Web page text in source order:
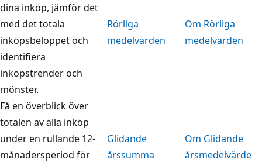
dina inköp, jämför det
med det totala
inköpsbeloppet och
identifiera
inköpstrender och
mönster.
Rörliga
medelvärden
Om Rörliga
medelvärden
Få en överblick över
totalen av alla inköp
under en rullande 12-
månadersperiod för
Glidande
årssumma
Om Glidande
årsmedelvärde